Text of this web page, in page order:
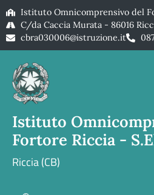
Istituto Omnicomprensivo del
C/da Caccia Murata - 86016
cbra030006@istruzione.it
Istituto
Fortore Riccia -
Riccia (CB)